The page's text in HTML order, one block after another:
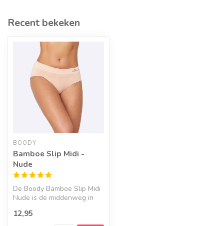
Recent bekeken
BOODY
Bamboe Slip Midi -
Nude
De Boody Bamboe Slip Midi
Nude is de middenweg in
ho...
12,95